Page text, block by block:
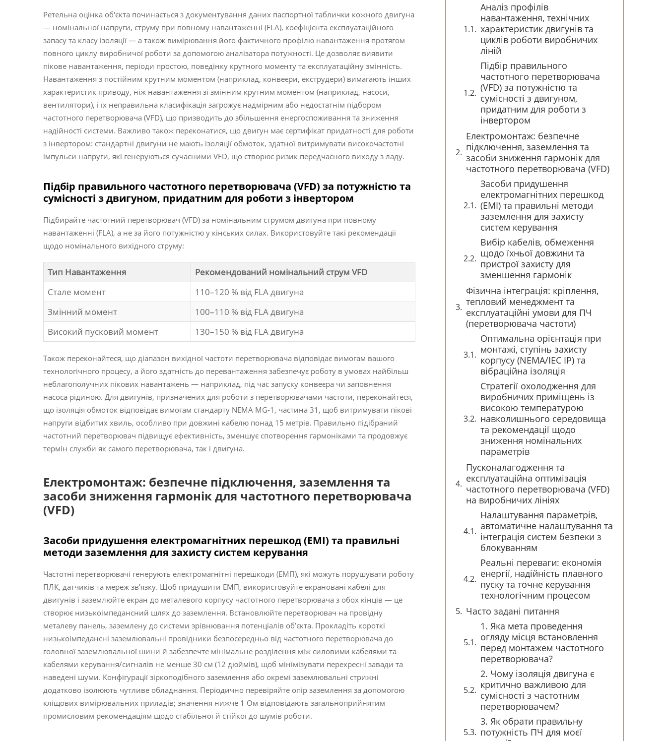
Ретельна оцінка об'єкта починається з документування даних паспортної таблички кожного двигуна
— номінальної напруги, струму при повному навантаженні (FLA), коефіцієнта експлуатаційного
запасу та класу ізоляції — а також вимірювання його фактичного профілю навантаження протягом
повного циклу виробничої роботи за допомогою аналізатора потужності. Це дозволяє виявити
пікове навантаження, періоди простою, поведінку крутного моменту та експлуатаційну змінність.
Навантаження з постійним крутним моментом (наприклад, конвеєри, екструдери) вимагають інших
характеристик приводу, ніж навантаження зі змінним крутним моментом (наприклад, насоси,
вентилятори), і їх неправильна класифікація загрожує надмірним або недостатнім підбором
частотного перетворювача (VFD), що призводить до збільшення енергоспоживання та зниження
надійності системи. Важливо також переконатися, що двигун має сертифікат придатності для роботи
з інвертором: стандартні двигуни не мають ізоляції обмоток, здатної витримувати високочастотні
імпульси напруги, які генеруються сучасними VFD, що створює ризик передчасного виходу з ладу.
Підбір правильного частотного перетворювача (VFD) за потужністю та
сумісності з двигуном, придатним для роботи з інвертором
Підбирайте частотний перетворювач (VFD) за номінальним струмом двигуна при повному
навантаженні (FLA), а не за його потужністю у кінських силах. Використовуйте такі рекомендації
щодо номінального вихідного струму:
Тип Навантаження
Рекомендований номінальний струм VFD
Стале момент
110–120 % від FLA двигуна
Змінний момент
100–110 % від FLA двигуна
Високий пусковий момент
130–150 % від FLA двигуна
Також переконайтеся, що діапазон вихідної частоти перетворювача відповідає вимогам вашого
технологічного процесу, а його здатність до перевантаження забезпечує роботу в умовах найбільш
неблагополучних пікових навантажень — наприклад, під час запуску конвеєра чи заповнення
насоса рідиною. Для двигунів, призначених для роботи з перетворювачами частоти, переконайтеся,
що ізоляція обмоток відповідає вимогам стандарту NEMA MG-1, частина 31, щоб витримувати пікові
напруги відбитих хвиль, особливо при довжині кабелю понад 15 метрів. Правильно підібраний
частотний перетворювач підвищує ефективність, зменшує спотворення гармоніками та продовжує
термін служби як самого перетворювача, так і двигуна.
Електромонтаж: безпечне підключення, заземлення та
засоби зниження гармонік для частотного перетворювача
(VFD)
Засоби придушення електромагнітних перешкод (EMI) та правильні
методи заземлення для захисту систем керування
Частотні перетворювачі генерують електромагнітні перешкоди (ЕМП), які можуть порушувати роботу
ПЛК, датчиків та мереж зв’язку. Щоб придушити ЕМП, використовуйте екрановані кабелі для
двигунів і заземлюйте екран до металевого корпусу частотного перетворювача з обох кінців — це
створює низькоімпедансний шлях до заземлення. Встановлюйте перетворювач на провідну
металеву панель, заземлену до системи зрівнювання потенціалів об’єкта. Прокладіть короткі
низькоімпедансні заземлювальні провідники безпосередньо від частотного перетворювача до
головної заземлювальної шини й забезпечте мінімальне розділення між силовими кабелями та
кабелями керування/сигналів не менше 30 см (12 дюймів), щоб мінімізувати перехресні завади та
наведені шуми. Конфігурації зіркоподібного заземлення або окремі заземлювальні стрижні
додатково ізолюють чутливе обладнання. Періодично перевіряйте опір заземлення за допомогою
кліщових вимірювальних приладів; значення нижче 1 Ом відповідають загальноприйнятим
промисловим рекомендаціям щодо стабільної й стійкої до шумів роботи.
Аналіз профілів
навантаження, технічних
характеристик двигунів та
циклів роботи виробничих
ліній
Підбір правильного
частотного перетворювача
(VFD) за потужністю та
сумісності з двигуном,
придатним для роботи з
інвертором
Електромонтаж: безпечне
підключення, заземлення та
засоби зниження гармонік для
частотного перетворювача (VFD)
Засоби придушення
електромагнітних перешкод
(EMI) та правильні методи
заземлення для захисту
систем керування
Вибір кабелів, обмеження
щодо їхньої довжини та
пристрої захисту для
зменшення гармонік
Фізична інтеграція: кріплення,
тепловий менеджмент та
експлуатаційні умови для ПЧ
(перетворювача частоти)
Оптимальна орієнтація при
монтажі, ступінь захисту
корпусу (NEMA/IEC IP) та
вібраційна ізоляція
Стратегії охолодження для
виробничих приміщень із
високою температурою
навколишнього середовища
та рекомендації щодо
зниження номінальних
параметрів
Пусконалагодження та
експлуатаційна оптимізація
частотного перетворювача (VFD)
на виробничих лініях
Налаштування параметрів,
автоматичне налаштування та
інтеграція систем безпеки з
блокуванням
Реальні переваги: економія
енергії, надійність плавного
пуску та точне керування
технологічним процесом
Часто задані питання
1. Яка мета проведення
огляду місця встановлення
перед монтажем частотного
перетворювача?
2. Чому ізоляція двигуна є
критично важливою для
сумісності з частотним
перетворювачем?
3. Як обрати правильну
потужність ПЧ для моєї